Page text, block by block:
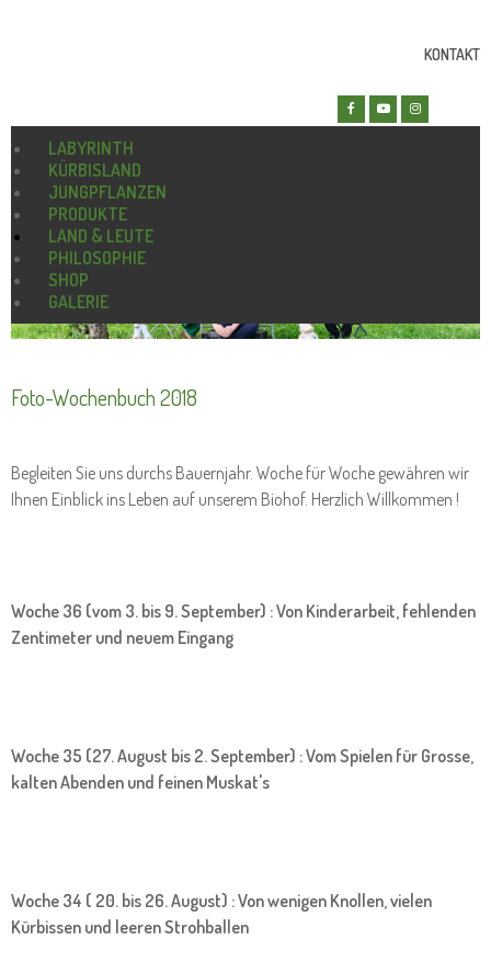
KONTAKT
LABYRINTH
KÜRBISLAND
JUNGPFLANZEN
PRODUKTE
LAND & LEUTE
PHILOSOPHIE
SHOP
GALERIE
Foto-Wochenbuch 2018
Begleiten Sie uns durchs Bauernjahr. Woche für Woche gewähren wir
Ihnen Einblick ins Leben auf unserem Biohof. Herzlich Willkommen !
Woche 36 (vom 3. bis 9. September) : Von Kinderarbeit, fehlenden
Zentimeter und neuem Eingang
Woche 35 (27. August bis 2. September) : Vom Spielen für Grosse,
kalten Abenden und feinen Muskat's
Woche 34 ( 20. bis 26. August) : Von wenigen Knollen, vielen
Kürbissen und leeren Strohballen